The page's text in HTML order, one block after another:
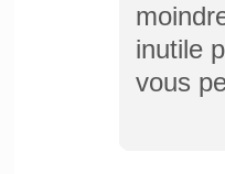
inutile
vous